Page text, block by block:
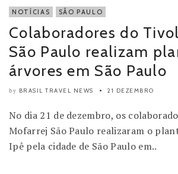
NOTÍCIAS SÃO PAULO
Colaboradores do
São Paulo realizam
árvores em São Paulo
by BRASIL TRAVEL NEWS 21 DEZEMBRO
No dia 21 de dezembro, os
Mofarrej São Paulo realizaram o
Ipê pela cidade de São Paulo em..